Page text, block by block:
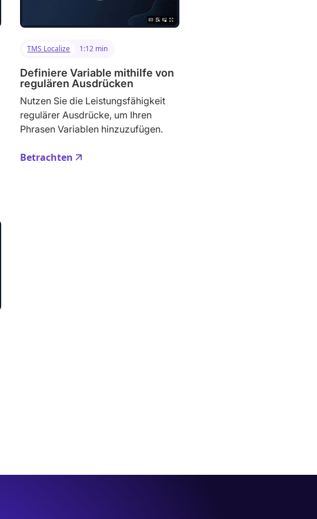
TMS Localize 1:12 min
Definiere Variable mithilfe von
regulären Ausdrücken
Nutzen Sie die Leistungsfähigkeit
regulärer Ausdrücke, um Ihren
Phrasen Variablen hinzuzufügen.
Betrachten